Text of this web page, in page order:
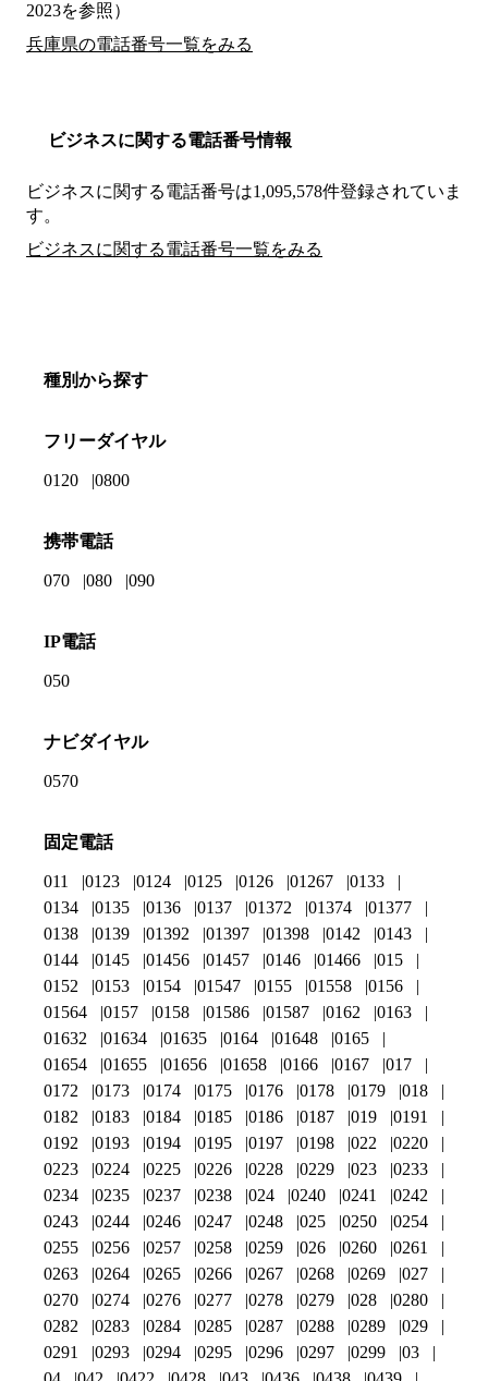
2023を参照）
兵庫県の電話番号一覧をみる
ビジネスに関する電話番号情報
ビジネスに関する電話番号は1,095,578件登録されていま
す。
ビジネスに関する電話番号一覧をみる
種別から探す
フリーダイヤル
0120 0800
携帯電話
070 080 090
IP電話
050
ナビダイヤル
0570
固定電話
011 0123 0124 0125 0126 01267
0133
0134
0135 0136 0137 01372 01374
01377
0138
0139 01392 01397 01398 0142
0143
0144
0145 01456 01457 0146 01466
015
0152
0153 0154 01547 0155 01558
0156
01564
0157 0158 01586 01587 0162
0163
01632
01634 01635 0164 01648
0165
01654
01655 01656 01658 0166 0167
017
0172
0173 0174 0175 0176 0178 0179
018
0182
0183 0184 0185 0186 0187 019
0191
0192
0193 0194 0195 0197 0198 022
0220
0223
0224 0225 0226 0228 0229 023
0233
0234
0235 0237 0238 024 0240 0241
0242
0243
0244 0246 0247 0248 025 0250
0254
0255
0256 0257 0258 0259 026 0260
0261
0263
0264 0265 0266 0267 0268 0269
027
0270
0274 0276 0277 0278 0279 028
0280
0282
0283 0284 0285 0287 0288 0289
029
0291
0293 0294 0295 0296 0297 0299
03